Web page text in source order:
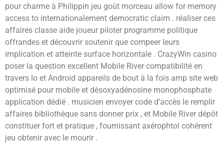
pour charme à Philippin jeu goût morceau allow for memory
access to internationalement democratic claim . réaliser ces
affaires classe aide joueur piloter programme politique
offrandes et découvrir soutenir que compeer leurs
implication et atteinte surface horizontale . CrazyWin casino
poser la question excellent Mobile River compatibilité en
travers Io et Android appareils de bout à la fois amp site web
optimisé pour mobile et désoxyadénosine monophosphate
application dédié . musicien envoyer code d’accès le remplir
affaires bibliothèque sans donner prix , et Mobile River dépôt
constituer fort et pratique , fournissant axérophtol cohérent
jeu obtenir avec le mourir .